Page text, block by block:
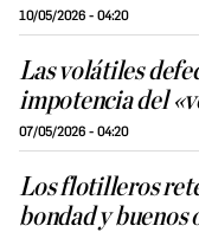
10/05/2026 - 04:20
Las volátiles
impotencia del
07/05/2026 - 04:20
Los flotilleros
bondad y buenos